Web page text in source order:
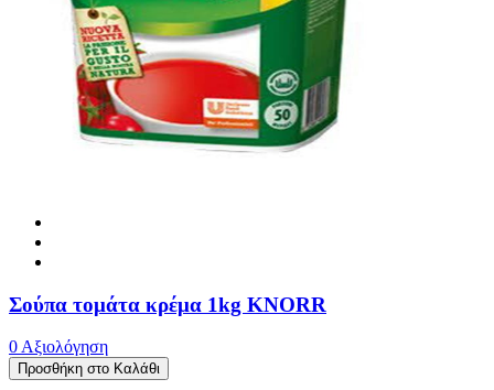
Σούπα τομάτα κρέμα 1kg KNORR
0 Αξιολόγηση
Προσθήκη στο Καλάθι